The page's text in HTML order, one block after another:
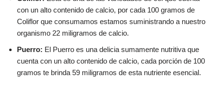
con un alto contenido de calcio, por cada 100 gramos de
Coliflor que consumamos estamos suministrando a nuestro
organismo 22 miligramos de calcio.
Puerro: El Puerro es una delicia sumamente nutritiva que
cuenta con un alto contenido de calcio, cada porción de 100
gramos te brinda 59 miligramos de esta nutriente esencial.